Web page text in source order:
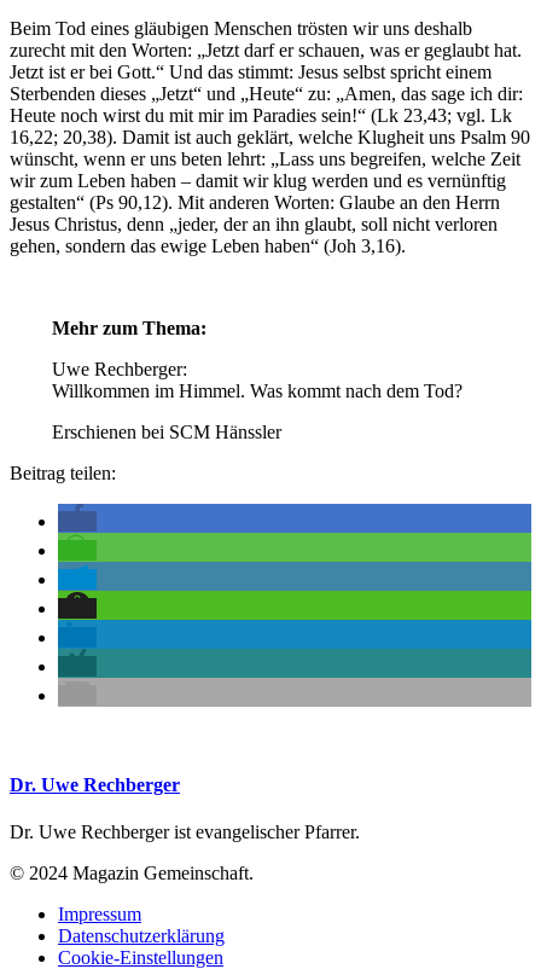
Beim Tod eines gläubigen Menschen trösten wir uns deshalb
zurecht mit den Worten: „Jetzt darf er schauen, was er geglaubt hat.
Jetzt ist er bei Gott.“ Und das stimmt: Jesus selbst spricht einem
Sterbenden dieses „Jetzt“ und „Heute“ zu: „Amen, das sage ich dir:
Heute noch wirst du mit mir im Paradies sein!“ (Lk 23,43; vgl. Lk
16,22; 20,38). Damit ist auch geklärt, welche Klugheit uns Psalm 90
wünscht, wenn er uns beten lehrt: „Lass uns begreifen, welche Zeit
wir zum Leben haben – damit wir klug werden und es vernünftig
gestalten“ (Ps 90,12). Mit anderen Worten: Glaube an den Herrn
Jesus Christus, denn „jeder, der an ihn glaubt, soll nicht verloren
gehen, sondern das ewige Leben haben“ (Joh 3,16).
Mehr zum Thema:
Uwe Rechberger:
Willkommen im Himmel. Was kommt nach dem Tod?
Erschienen bei SCM Hänssler
Beitrag teilen:
Dr. Uwe Rechberger
Dr. Uwe Rechberger ist evangelischer Pfarrer.
© 2024 Magazin Gemeinschaft.
Impressum
Datenschutzerklärung
Cookie-Einstellungen